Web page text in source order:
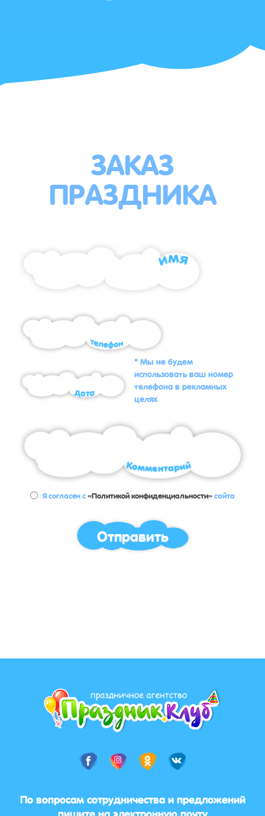
ЗАКАЗ
ПРАЗДНИКА
* Мы не будем
использовать ваш номер
телефона в рекламных
целях
Я согласен с«Политикой конфиденциальности»сайта
Отправить
По вопросам сотрудничества и предложений